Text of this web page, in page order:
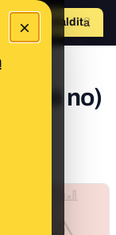
×
Hazte Maldito
qué no)